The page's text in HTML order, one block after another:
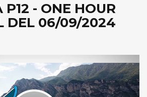
P12 - ONE HOUR
DEL 06/09/2024